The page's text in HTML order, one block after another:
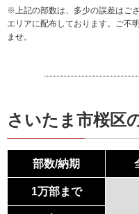
※上記の部数は、多少の誤差はご
エリアに配布しております。ご不
ませ。
さいたま市桜区
部数/納期
1万部まで